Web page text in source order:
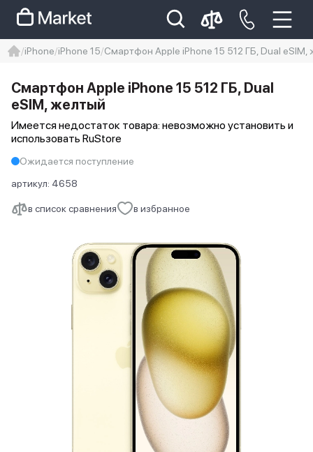
Iphone 14 pro max
айфон 14
iPhone iPhone 15 Смартфон Apple iPhone 15 512 ГБ, Dual eSIM,
в список сравнения в избранное
Смартфон Apple iPhone 15 512 ГБ, Dual
eSIM, желтый
Имеется недостаток товара: невозможно установить и
использовать RuStore
Ожидается поступление
артикул: 4658